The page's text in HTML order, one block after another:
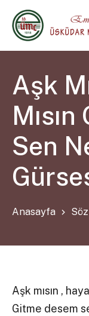
Aşk
Sen
Anasayfa
Aşk mısın ,
Gitme desem